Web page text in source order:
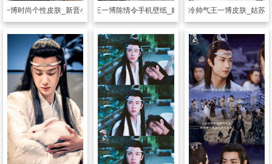
一博时尚个性皮肤_新晋小鲜肉王一博
透明皮肤 王一博陈情令手机壁纸_姑苏蓝忘机
透明皮肤 高冷帅气王一博皮肤_姑苏